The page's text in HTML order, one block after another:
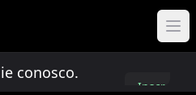
Vagas de
Inscreva-